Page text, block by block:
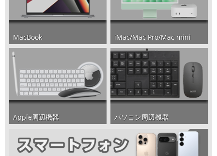
MacBook iMac/Mac Pro/Mac mini
Apple周辺機器 パソコン周辺機器